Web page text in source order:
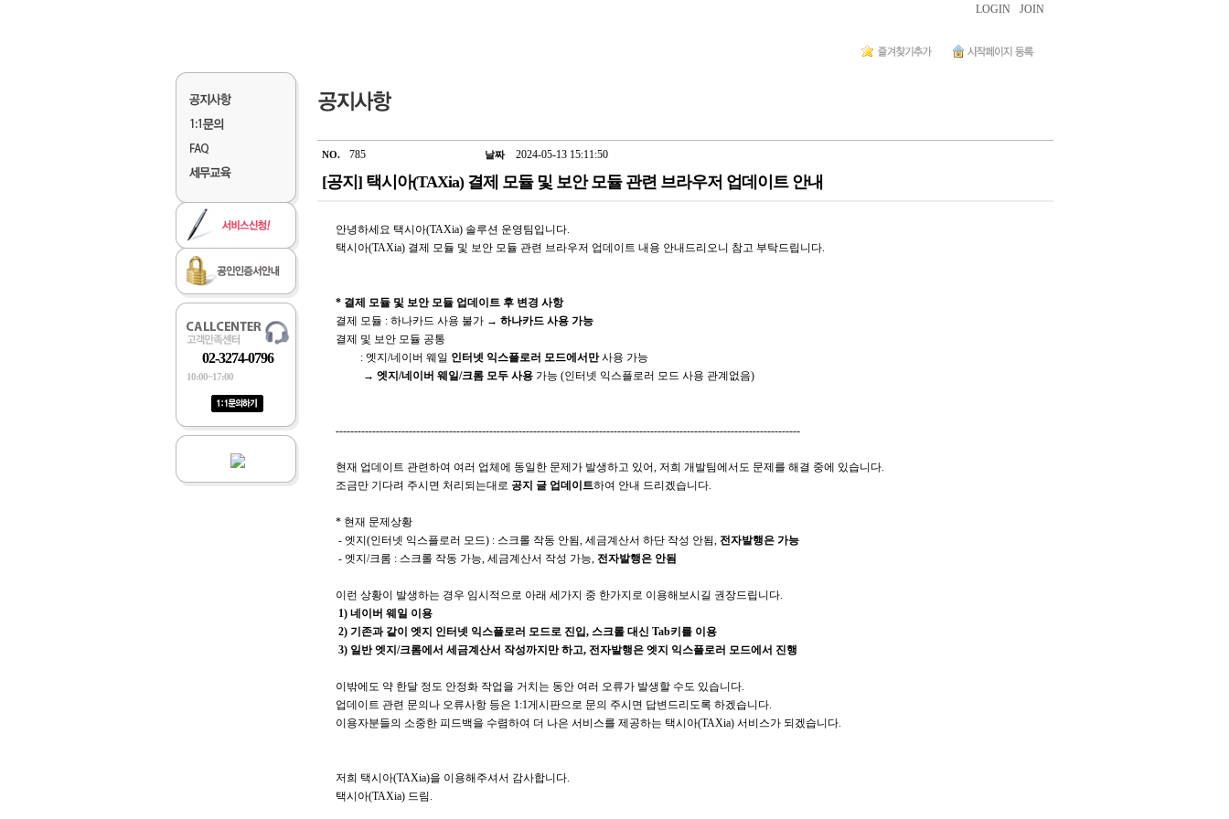
LOGIN JOIN
02-3274-0796
10:00~17:00
NO. 785 날짜 2024-05-13 15:11:50
[공지] 택시아(TAXia) 결제 모듈 및 보안 모듈 관련 브라우저 업데이트 안내
안녕하세요 택시아(TAXia) 솔루션 운영팀입니다.
택시아(TAXia) 결제 모듈 및 보안 모듈 관련 브라우저 업데이트 내용 안내드리오니 참고 부탁드립니다.
* 결제 모듈 및 보안 모듈 업데이트 후 변경 사항
결제 모듈 : 하나카드 사용 불가 → 하나카드 사용 가능
결제 및 보안 모듈 공통
: 엣지/네이버 웨일 인터넷 익스플로러 모드에서만사용 가능
→ 엣지/네이버 웨일/크롬 모두 사용 가능 (인터넷 익스플로러 모드 사용 관계없음)
-------------------------------------------------------------------------------------------------------------------------------
현재 업데이트 관련하여 여러 업체에 동일한 문제가 발생하고 있어, 저희 개발팀에서도 문제를 해결 중에 있습니다.
조금만 기다려 주시면 처리되는대로 공지 글 업데이트하여 안내 드리겠습니다.
* 현재 문제상황
- 엣지(인터넷 익스플로러 모드) : 스크롤 작동 안됨, 세금계산서 하단 작성 안됨, 전자발행은 가능
- 엣지/크롬 : 스크롤 작동 가능, 세금계산서 작성 가능, 전자발행은 안됨
이런 상황이 발생하는 경우 임시적으로 아래 세가지 중 한가지로 이용해보시길 권장드립니다.
1) 네이버 웨일 이용
2) 기존과 같이 엣지 인터넷 익스플로러 모드로 진입, 스크롤 대신 Tab키를 이용
3) 일반 엣지/크롬에서 세금계산서 작성까지만 하고, 전자발행은 엣지 익스플로러 모드에서 진행
이밖에도 약 한달 정도 안정화 작업을 거치는 동안 여러 오류가 발생할 수도 있습니다.
업데이트 관련 문의나 오류사항 등은 1:1게시판으로 문의 주시면 답변드리도록 하겠습니다.
이용자분들의 소중한 피드백을 수렴하여 더 나은 서비스를 제공하는 택시아(TAXia) 서비스가 되겠습니다.
저희 택시아(TAXia)을 이용해주셔서 감사합니다.
택시아(TAXia) 드림.